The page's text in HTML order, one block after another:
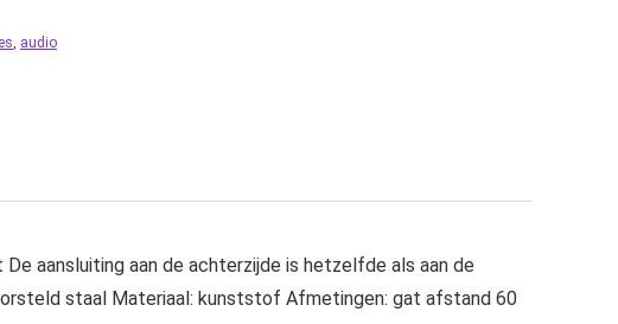
, audio
aansluiting aan de achterzijde is hetzelfde als aan de
staal Materiaal: kunststof Afmetingen: gat afstand 60